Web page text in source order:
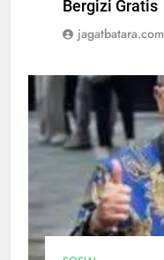
Bergizi Gratis
jagatbatara.com